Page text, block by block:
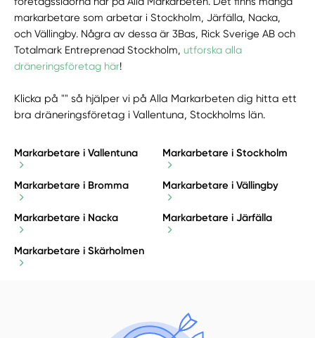
markarbetare som arbetar i Stockholm, Järfälla, Nacka,
och Vällingby. Några av dessa är 3Bas, Rick Sverige AB och
Totalmark Entreprenad Stockholm,utforska alla
dräneringsföretag här!
Klicka på "" så hjälper vi på Alla Markarbeten dig hitta ett
bra dräneringsföretag i Vallentuna, Stockholms län.
Markarbetare i Vallentuna Markarbetare i Stockholm
Markarbetare i Bromma Markarbetare i Vällingby
Markarbetare i Nacka Markarbetare i Järfälla
Markarbetare i Skärholmen